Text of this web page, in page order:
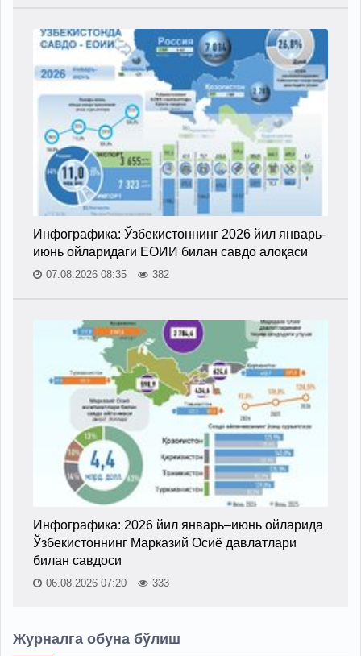
Инфографика: Ўзбекистоннинг 2026 йил январь-
июнь ойларидаги ЕОИИ билан савдо алоқаси
07.08.2026 08:35 382
Инфографика: 2026 йил январь–июнь ойларида
Ўзбекистоннинг Марказий Осиё давлатлари
билан савдоси
06.08.2026 07:20 333
Журналга обуна бўлиш